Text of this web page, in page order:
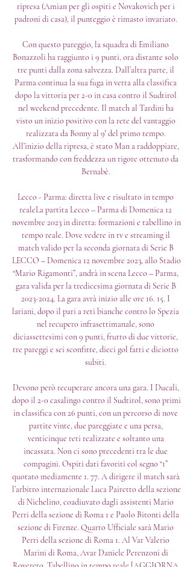
ripresa (Amian per gli ospiti e Novakovich per i
padroni di casa), il punteggio è rimasto invariato.
Con questo pareggio, la squadra di Emiliano
Bonazzoli ha raggiunto i 9 punti, ora distante solo
tre punti dalla zona salvezza. Dall’altra parte, il
Parma continua la sua fuga in vetta alla classifica
dopo la vittoria per 2-0 in casa contro il Sudtirol
nel weekend precedente. Il match al Tardini ha
visto un inizio positivo con la rete del vantaggio
realizzata da Bonny al 9′ del primo tempo.
All’inizio della ripresa, è stato Man a raddoppiare,
trasformando con freddezza un rigore ottenuto da
Bernabè.
Lecco - Parma: diretta live e risultato in tempo
realeLa partita Lecco – Parma di Domenica 12
novembre 2023 in diretta: formazioni e tabellino in
tempo reale. Dove vedere in tv e streaming il
match valido per la seconda giornata di Serie B
LECCO – Domenica 12 novembre 2023, allo Stadio
“Mario Rigamonti”, andrà in scena Lecco – Parma,
gara valida per la tredicesima giornata di Serie B
2023-2024. La gara avrà inizio alle ore 16. 15. I
lariani, dopo il pari a reti bianche contro lo Spezia
nel recupero infrasettimanale, sono
diciassettesimi con 9 punti, frutto di due vittorie,
tre pareggi e sei sconfitte, dieci gol fatti e diciotto
subiti.
Devono però recuperare ancora una gara. I Ducali,
dopo il 2-0 casalingo contro il Sudtirol, sono primi
in classifica con 26 punti, con un percorso di nove
partite vinte, due pareggiate e una persa,
venticinque reti realizzate e soltanto una
incassata. Non ci sono precedenti tra le due
compagini. Ospiti dati favoriti col segno “1”
quotato mediamente 1. 77. A dirigere il match sarà
l’arbitro internazionale Luca Pairetto della sezione
di Nichelino, coadiuvato dagli assistenti Mario
Perri della sezione di Roma 1 e Paolo Bitonti della
sezione di Firenze. Quarto Ufficiale sarà Mario
Perri della sezione di Roma 1. Al Var Valerio
Marini di Roma, Avar Daniele Perenzoni di